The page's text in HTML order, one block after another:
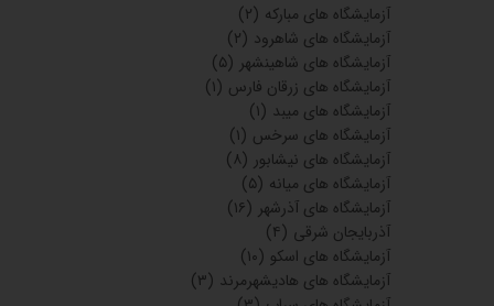
آزمایشگاه های مبارکه (۲)
آزمایشگاه های شاهرود (۲)
آزمایشگاه های شاهینشهر (۵)
آزمایشگاه های زرقان فارس (۱)
آزمایشگاه های میبد (۱)
آزمایشگاه های سرخس (۱)
آزمایشگاه های نیشابور (۸)
آزمایشگاه های میانه (۵)
آزمایشگاه های آذرشهر (۱۶)
آذربایجان شرقی (۴)
آزمایشگاه های اسکو (۱۰)
آزمایشگاه های هادیشهرمرند (۳)